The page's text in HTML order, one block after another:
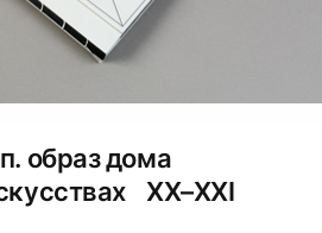
образ дома
ХХ–XXI